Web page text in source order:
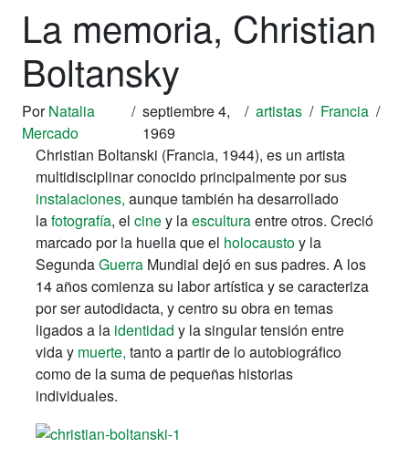
La memoria, Christian
Boltansky
PorNatalia
Mercado
/ septiembre 4,
1969
/ artistas / Francia /
Christian Boltanski (Francia, 1944), es un artista
multidisciplinar conocido principalmente por sus
instalaciones, aunque también ha desarrollado
lafotografía, el ciney laesculturaentre otros. Creció
marcado por la huella que el holocaustoy la
SegundaGuerra Mundial dejó en sus padres. A los
14 años comienza su labor artística y se caracteriza
por ser autodidacta, y centro su obra en temas
ligados a la identidad y la singular tensión entre
vida y muerte, tanto a partir de lo autobiográfico
como de la suma de pequeñas historias
individuales.